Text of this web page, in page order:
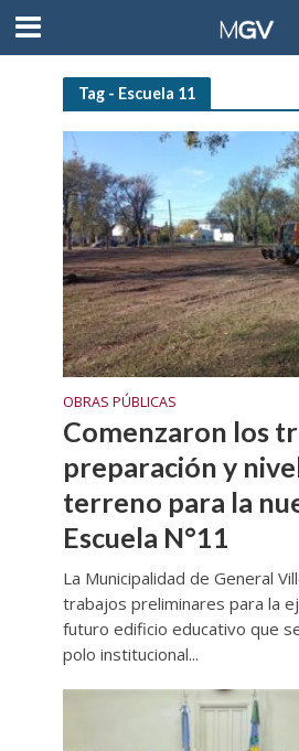
Tag - Escuela 11
OBRAS PÚBLICAS
Comenzaron los
preparación y
terreno para la
Escuela N°11
La Municipalidad de General
trabajos preliminares para la
futuro edificio educativo que
polo institucional...